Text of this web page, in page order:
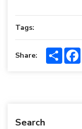
Search
Tags:
Share: Share